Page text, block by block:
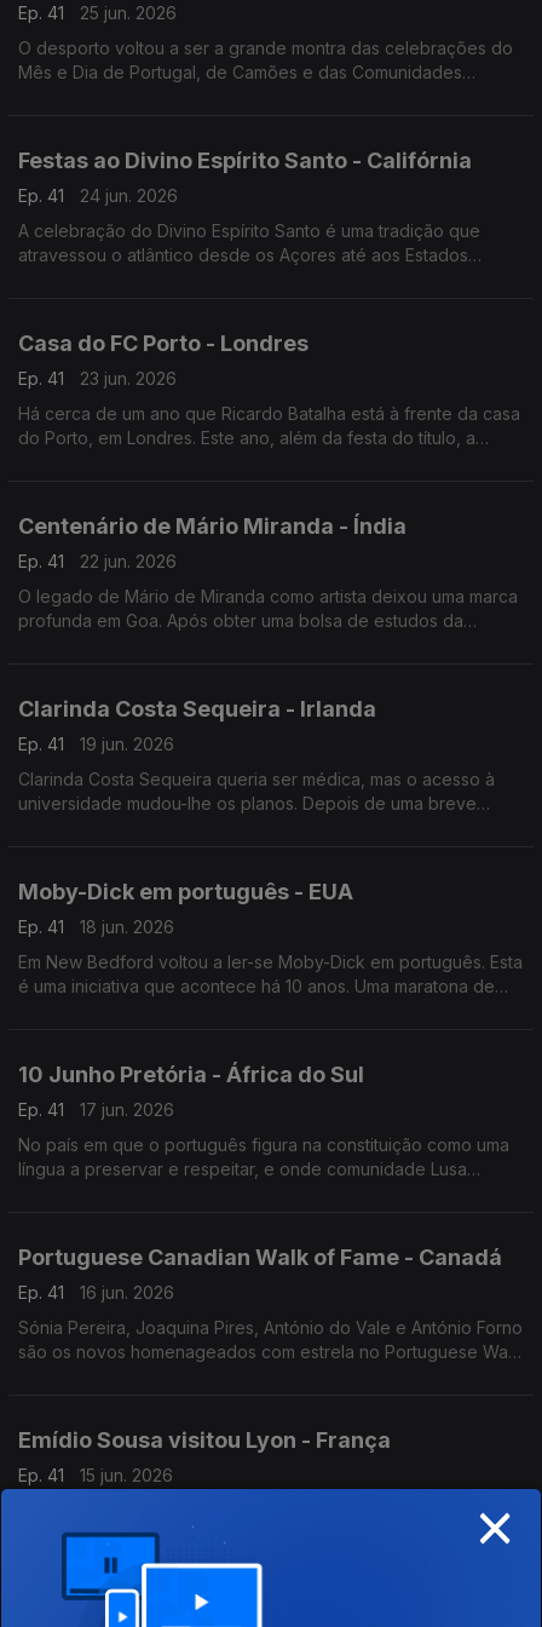
Ep. 41
25 jun. 2026
O desporto voltou a ser a grande montra das celebrações do
Mês e Dia de Portugal, de Camões e das Comunidades
Festas ao Divino Espírito Santo - Califórnia
Ep. 41
24 jun. 2026
A celebração do Divino Espírito Santo é uma tradição que
atravessou o atlântico desde os Açores até aos Estados
Casa do FC Porto - Londres
Ep. 41
23 jun. 2026
Há cerca de um ano que Ricardo Batalha está à frente da casa
do Porto, em Londres. Este ano, além da festa do título, a
Centenário de Mário Miranda - Índia
Ep. 41
22 jun. 2026
O legado de Mário de Miranda como artista deixou uma marca
profunda em Goa. Após obter uma bolsa de estudos da
Clarinda Costa Sequeira - Irlanda
Ep. 41
19 jun. 2026
Clarinda Costa Sequeira queria ser médica, mas o acesso à
universidade mudou-lhe os planos. Depois de uma breve
Moby-Dick em português - EUA
Ep. 41
18 jun. 2026
Em New Bedford voltou a ler-se Moby-Dick em português. Esta
é uma iniciativa que acontece há 10 anos. Uma maratona de
10 Junho Pretória - África do Sul
Ep. 41
17 jun. 2026
No país em que o português figura na constituição como uma
língua a preservar e respeitar, e onde comunidade Lusa
Portuguese Canadian Walk of Fame - Canadá
Ep. 41
16 jun. 2026
Sónia Pereira, Joaquina Pires, António do Vale e António Forno
são os novos homenageados com estrela no Portuguese Walk
Emídio Sousa visitou Lyon - França
Ep. 41
15 jun. 2026
serviu também para conferir o trabalho do consulado
português em Lyon e o ensino da língua portuguesa.
×